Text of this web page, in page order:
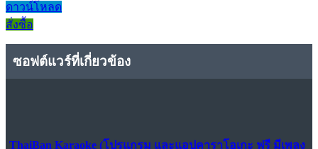
ดาวน์โหลด
สั่งซื้อ
ซอฟต์แวร์ที่เกี่ยวข้อง
ThaiBan Karaoke (โปรแกรม และแอปคาราโอเกะ ฟรี มีเพลง